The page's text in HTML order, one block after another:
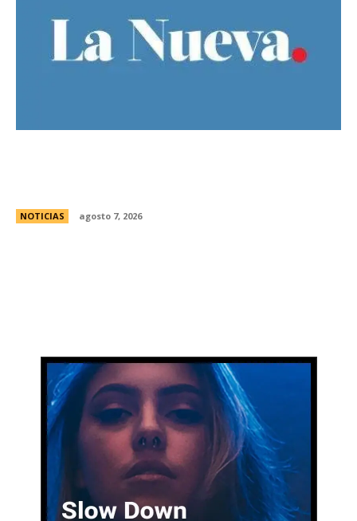
NOTICIAS agosto 7, 2026